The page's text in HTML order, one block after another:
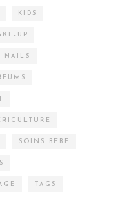
KIDS
UP
NAILS
SOINS BÉBÉ
TAGS